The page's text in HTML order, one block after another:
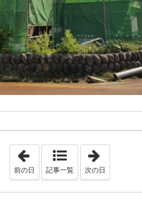
「2019年7月12日」
前の日 記事一覧 次の日